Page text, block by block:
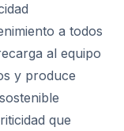
a todos
al equipo
y produce
que